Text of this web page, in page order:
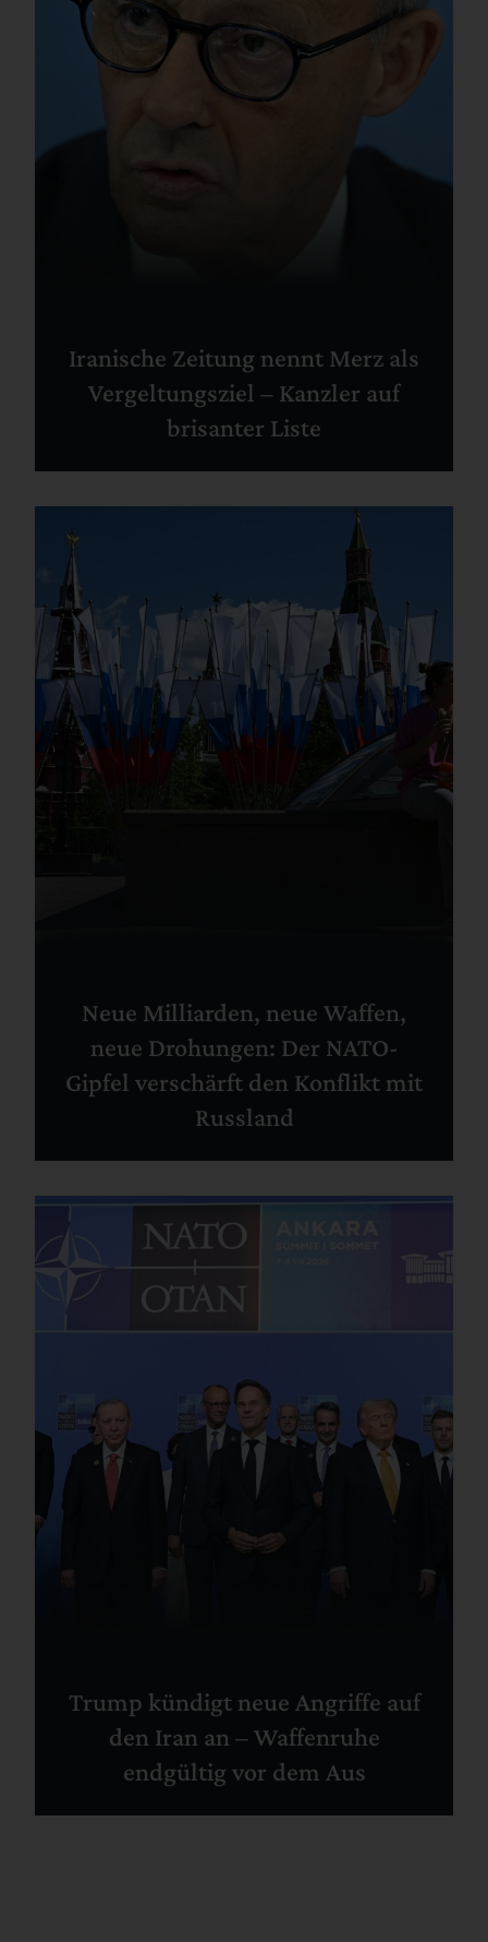
Iranische Zeitung nennt Merz als
Vergeltungsziel – Kanzler auf
brisanter Liste
Neue Milliarden, neue Waffen,
neue Drohungen: Der NATO-
Gipfel verschärft den Konflikt mit
Russland
Trump kündigt neue Angriffe auf
den Iran an – Waffenruhe
endgültig vor dem Aus